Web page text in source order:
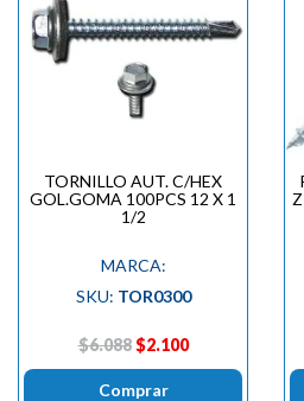
TORNILLO AUT. C/HEX
GOL.GOMA 100PCS 12 X 1
1/2
MARCA:
SKU: TOR0300
$6.088 $2.100
Comprar